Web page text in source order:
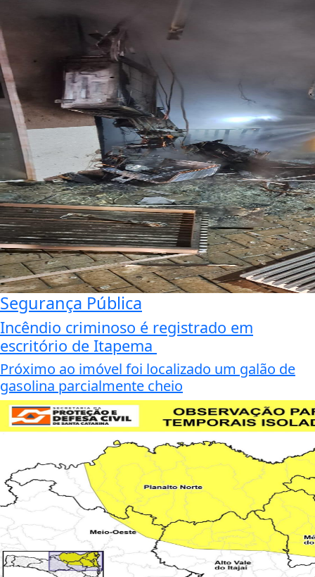
Segurança Pública
Incêndio criminoso é registrado em
escritório de Itapema
Próximo ao imóvel foi localizado um galão de
gasolina parcialmente cheio